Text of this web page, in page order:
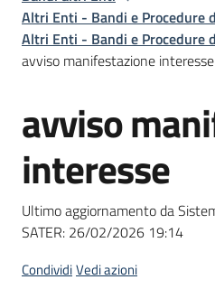
L'Agenzia
Bandi
strumenti
acquisto
Altri Enti - Bandi e Procedure
Altri Enti - Bandi e Procedure
avviso manifestazione interesse
Salta al contenuto
avviso
interesse
Ultimo aggiornamento da
SATER: 26/02/2026 19:14
CondividiVedi azioni